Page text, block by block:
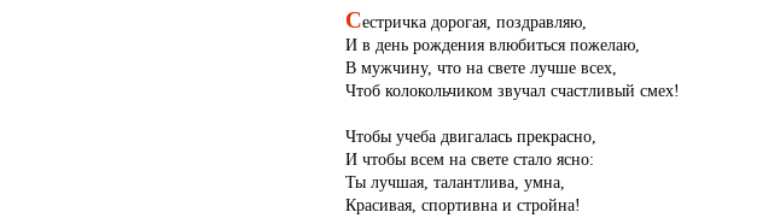
Сестричка дорогая, поздравляю,
И в день рождения влюбиться пожелаю,
В мужчину, что на свете лучше всех,
Чтоб колокольчиком звучал счастливый смех!
Чтобы учеба двигалась прекрасно,
И чтобы всем на свете стало ясно:
Ты лучшая, талантлива, умна,
Красивая, спортивна и стройна!